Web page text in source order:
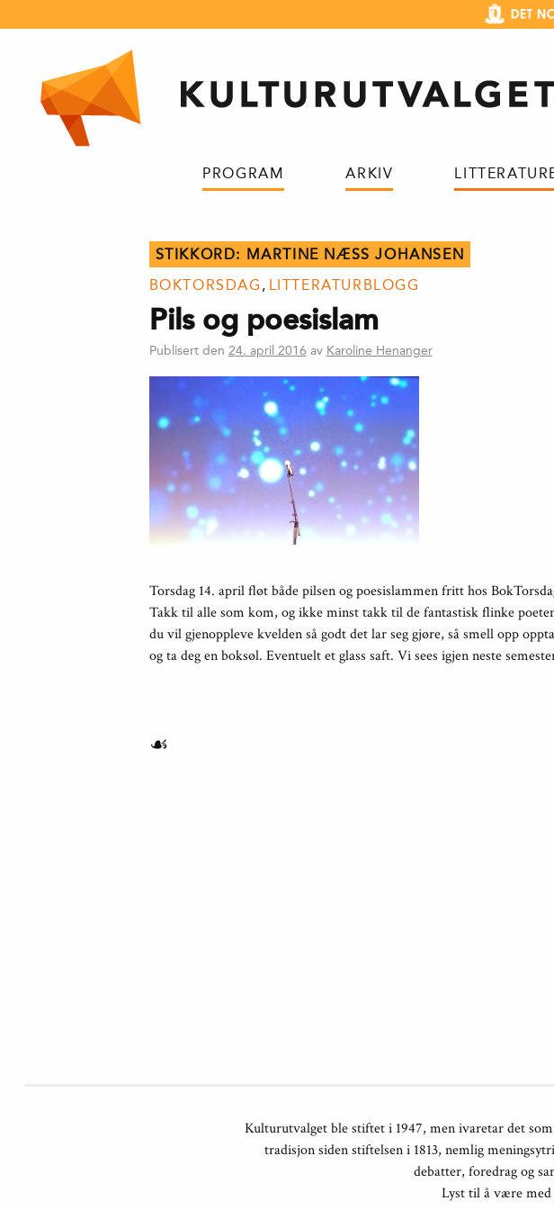
PROGRAM ARKIV
STIKKORD: MARTINE NÆSS JOHANSEN
BOKTORSDAG , LITTERATURBLOGG
Pils og poesislam
Publisert den 24. april 2016 av Karoline Henanger
Torsdag 14. april fløt både pilsen og poesislammen fritt hos
Takk til alle som kom, og ikke minst takk til de fantastisk flinke
du vil gjenoppleve kvelden så godt det lar seg gjøre, så smell opp
og ta deg en boksøl. Eventuelt et glass saft. Vi sees igjen neste
☙
Kulturutvalget ble stiftet i 1947, men ivaretar det
tradisjon siden stiftelsen i 1813, nemlig
debatter, foredrag og
Lyst til å være